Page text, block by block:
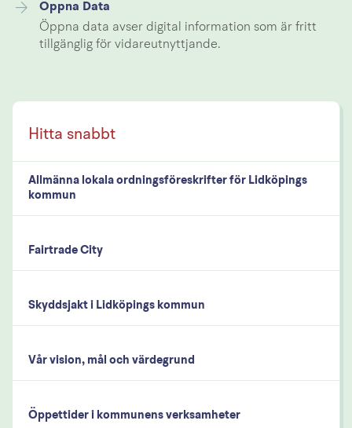
Öppna Data
Öppna data avser digital information som är fritt
tillgänglig för vidareutnyttjande.
Allmänna lokala ordningsföreskrifter för Lidköpings
kommun
Fairtrade City
Skyddsjakt i Lidköpings kommun
Vår vision, mål och värdegrund
Öppettider i kommunens verksamheter